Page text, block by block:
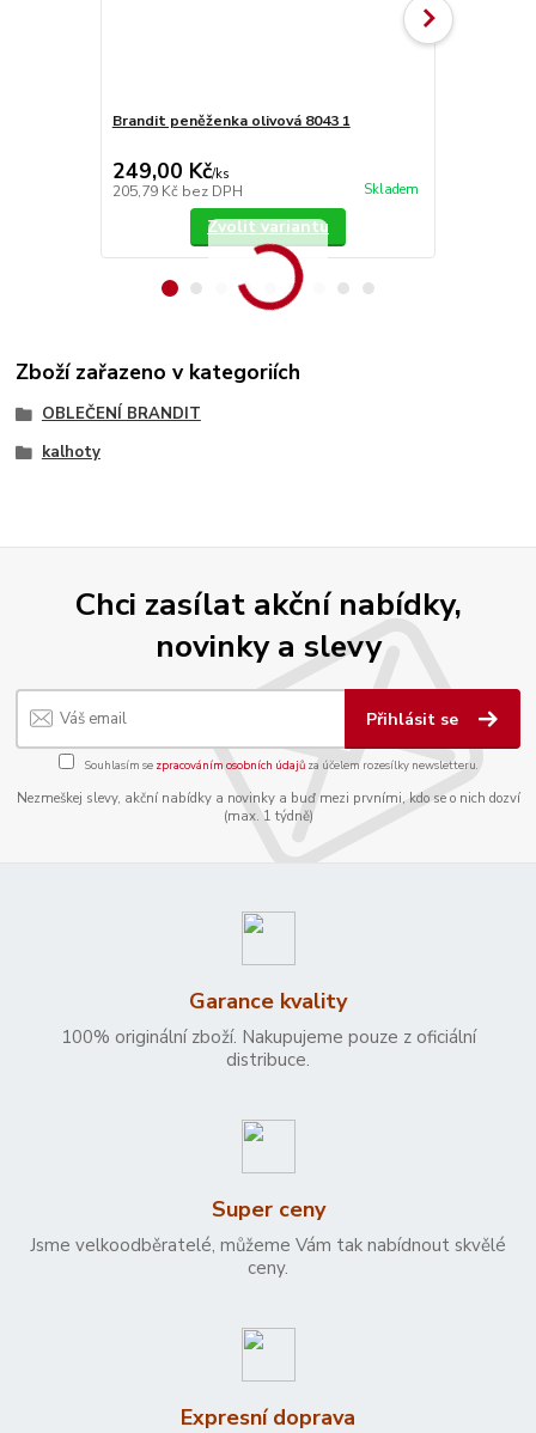
Brandit peněženka olivová 8043 1
249,00 Kč/ks
205,79 Kč bez DPH Skladem
Zvolit variantu
Zboží zařazeno v kategoriích
OBLEČENÍ BRANDIT
kalhoty
Chci zasílat akční nabídky,
novinky a slevy
Přihlásit se
Souhlasím se zpracováním osobních údajůza účelem rozesílky newsletteru.
Nezmeškej slevy, akční nabídky a novinky a buď mezi prvními, kdo se o nich dozví
(max. 1 týdně)
Garance kvality
100% originální zboží. Nakupujeme pouze z oficiální
distribuce.
Super ceny
Jsme velkoodběratelé, můžeme Vám tak nabídnout skvělé
ceny.
Expresní doprava